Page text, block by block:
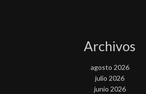
Archivos
agosto 2026
julio 2026
junio 2026